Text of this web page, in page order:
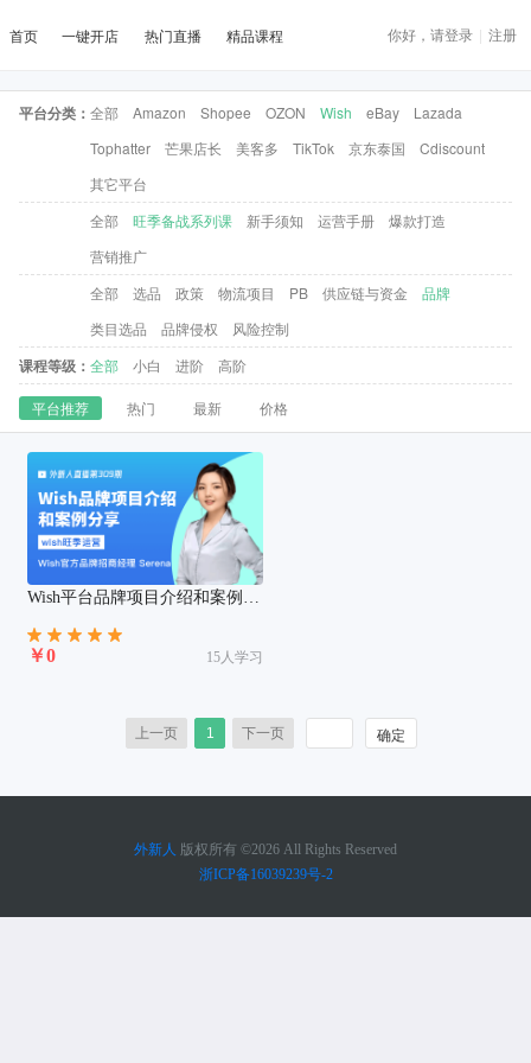
首页 一键开店 热门直播 精品课程 你好，请登录 | 注册
平台分类： 全部 Amazon Shopee OZON Wish eBay
Lazada
Tophatter
芒果店长 美客多 TikTok 京东泰国
Cdiscount
其它平台
全部
旺季备战系列课 新手须知 运营手册
爆款打造
营销推广
全部
选品 政策 物流项目 PB 供应链与资金
品牌
类目选品
品牌侵权 风险控制
课程等级： 全部 小白 进阶 高阶
平台推荐 热门 最新 价格
Wish平台品牌项目介绍和案例分
￥0 15人学习
上一页 1 下一页
外新人 版权所有 ©2026 All Rights Reserved
浙ICP备16039239号-2